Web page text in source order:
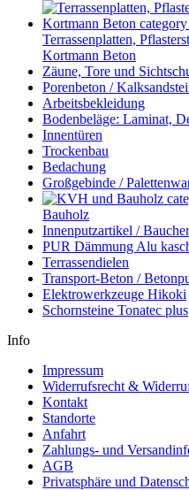
Terrassenplatten,
Kortmann Beton
Zäune, Tore und
Porenbeton /
Arbeitsbekleidung
Bodenbeläge: Laminat,
Innentüren
Trockenbau
Bedachung
Großgebinde /
Bauholz
Innenputzartikel /
PUR Dämmung Alu
Terrassendielen
Transport-Beton /
Elektrowerkzeuge Hikoki
Schornsteine Tonatec plus
Info
Impressum
Widerrufsrecht &
Kontakt
Standorte
Anfahrt
Zahlungs- und
AGB
Privatsphäre und